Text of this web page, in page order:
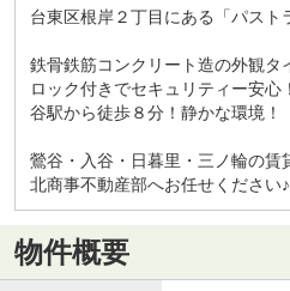
台東区根岸２丁目にある「パスト
鉄骨鉄筋コンクリート造の外観タ
ロック付きでセキュリティー安
谷駅から徒歩８分！静かな環境！
鶯谷・入谷・日暮里・三ノ輪の
北商事不動産部へお任せください♪
物件概要